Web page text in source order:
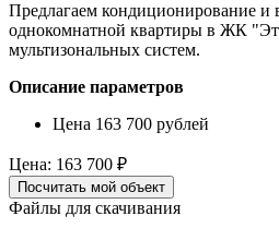
Предлагаем кондиционирование и
однокомнатной квартиры в ЖК
мультизональных систем.
Описание параметров
Цена 163 700 рублей
Цена: 163 700 ₽
Посчитать мой объект
Файлы для скачивания